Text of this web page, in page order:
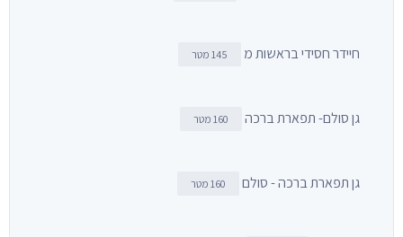
חיידר חסידי בראשות מ 145 מטר
גן סולם- תפארת ברכה 160 מטר
גן תפארת ברכה - סולם 160 מטר